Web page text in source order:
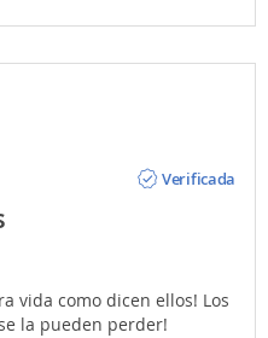
Verificada
vida como dicen ellos! Los
la pueden perder!